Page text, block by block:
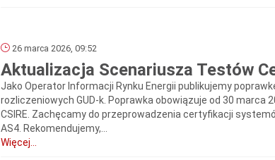
26 marca 2026, 09:52
Aktualizacja Scenariusza Testów
Jako Operator Informacji Rynku Energii publikujemy
rozliczeniowych GUD-k. Poprawka obowiązuje od 30
CSIRE. Zachęcamy do przeprowadzenia certyfikacji
AS4. Rekomendujemy,...
Więcej...